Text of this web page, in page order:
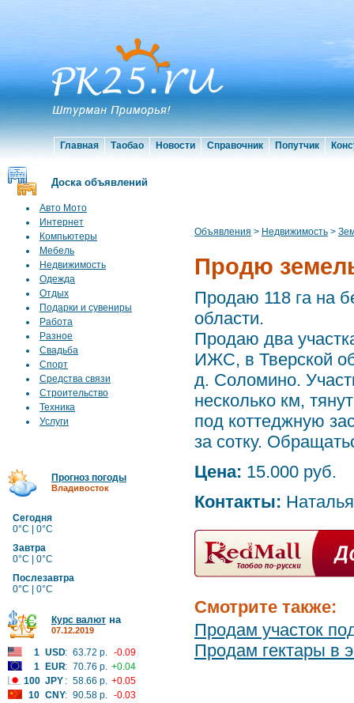
Главная Таобао Новости Справочник Попутчик
Доска объявлений
Авто Мото
Интернет
Компьютеры
Мебель
Недвижимость
Одежда
Отдых
Подарки и сувениры
Работа
Разное
Свадьба
Спорт
Средства связи
Строительство
Техника
Услуги
Прогноз погоды
Владивосток
Сегодня
0°C | 0°C
Завтра
0°C | 0°C
Послезавтра
0°C | 0°C
Курс валют на
07.12.2019
1 USD: 63.72 р. -0.09
1
EUR: 70.76 р. +0.04
100 JPY : 58.66 р. +0.05
10 CNY: 90.58 р. -0.03
Объявления > Недвижимость >
Продю
Продаю 118 га на
области.
Продаю два
ИЖС, в Тверской
д. Соломино.
несколько км,
под коттеджную
за сотку.
Цена: 15.000 руб.
Контакты: Наталья
Смотрите также:
Продам участок
Продам гектары в